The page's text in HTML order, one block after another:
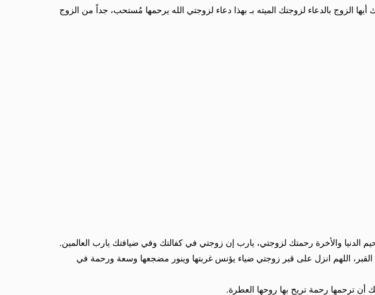
الزوج بالدعاء لزوجتك الميته بـ بهذا دعاء لزوجتي الله يرحمها مُستحب، جداً من الزوج
الدنيا والأخرة رحمتك لزوجتي، يارب إن زوجتي في كفالتك وفي ضيافتك يارب العالمين.
اللهم انزل على قبر زوجتي ضياء يؤنس غربتها وينور مضجعها وسعة ورحمة في
ترحمها رحمة تريح بها روحها العطرة.